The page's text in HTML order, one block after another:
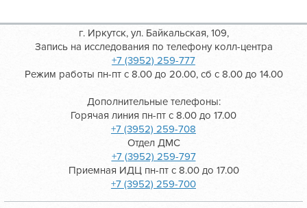
г. Иркутск, ул. Байкальская, 109,
Запись на исследования по телефону колл-центра
+7 (3952) 259-777
Режим работы пн-пт с 8.00 до 20.00, сб с 8.00 до 14.00
Дополнительные телефоны:
Горячая линия пн-пт с 8.00 до 17.00
+7 (3952) 259-708
Отдел ДМС
+7 (3952) 259-797
Приемная ИДЦ пн-пт с 8.00 до 17.00
+7 (3952) 259-700